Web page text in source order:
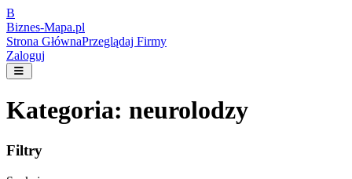
B
Biznes-Mapa.pl
Strona GłównaPrzeglądaj Firmy
Zaloguj
Kategoria: neurolodzy
Filtry